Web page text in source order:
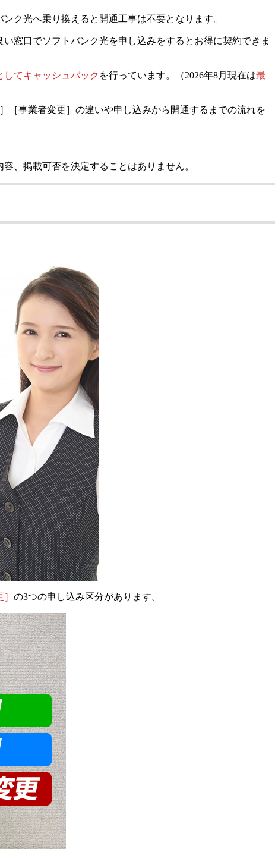
ク光へ乗り換えると開通工事は不要となります。
窓口でソフトバンク光を申し込みをするとお得に契約できま
してキャッシュバック を行っています。 （2026年8月現在は最
［事業者変更］の違いや申し込みから開通するまでの流れを
、掲載可否を決定することはありません。
の3つの申し込み区分があります。